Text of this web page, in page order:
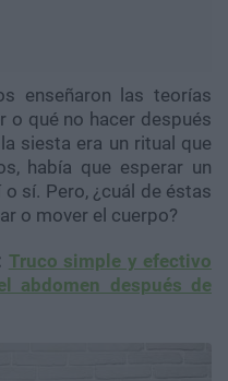
enseñaron las teorías
o qué no hacer después
siesta era un ritual que
había que esperar un
sí. Pero, ¿cuál de éstas
o mover el cuerpo?
Truco simple y efectivo
abdomen después de